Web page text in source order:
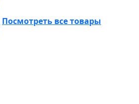
Посмотреть все товары